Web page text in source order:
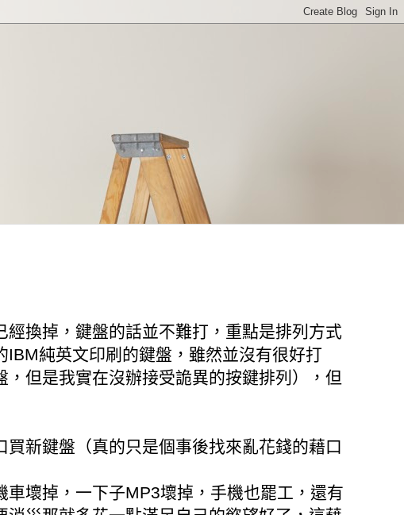
換掉，鍵盤的話並不難打，重點是排列方式
純英文印刷的鍵盤，雖然並沒有很好打
，但是我實在沒辦接受詭異的按鍵排列），但
新鍵盤（真的只是個事後找來亂花錢的藉口
壞掉，一下子MP3壞掉，手機也罷工，還有